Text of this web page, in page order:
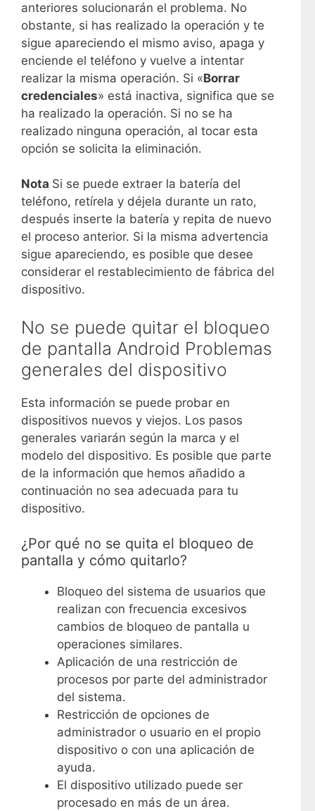
anteriores solucionarán el problema. No
obstante, si has realizado la operación y te
sigue apareciendo el mismo aviso, apaga y
enciende el teléfono y vuelve a intentar
realizar la misma operación. Si «Borrar
credenciales» está inactiva, significa que se
ha realizado la operación. Si no se ha
realizado ninguna operación, al tocar esta
opción se solicita la eliminación.
Nota Si se puede extraer la batería del
teléfono, retírela y déjela durante un rato,
después inserte la batería y repita de nuevo
el proceso anterior. Si la misma advertencia
sigue apareciendo, es posible que desee
considerar el restablecimiento de fábrica del
dispositivo.
No se puede quitar el bloqueo
de pantalla Android Problemas
generales del dispositivo
Esta información se puede probar en
dispositivos nuevos y viejos. Los pasos
generales variarán según la marca y el
modelo del dispositivo. Es posible que parte
de la información que hemos añadido a
continuación no sea adecuada para tu
dispositivo.
¿Por qué no se quita el bloqueo de
pantalla y cómo quitarlo?
Bloqueo del sistema de usuarios que
realizan con frecuencia excesivos
cambios de bloqueo de pantalla u
operaciones similares.
Aplicación de una restricción de
procesos por parte del administrador
del sistema.
Restricción de opciones de
administrador o usuario en el propio
dispositivo o con una aplicación de
ayuda.
El dispositivo utilizado puede ser
procesado en más de un área.